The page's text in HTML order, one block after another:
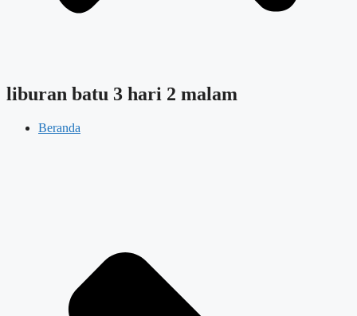
liburan batu 3 hari 2 malam
Beranda